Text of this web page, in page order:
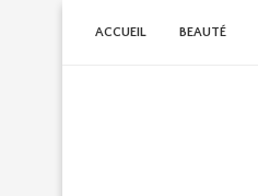
ACCUEIL BEAUTÉ